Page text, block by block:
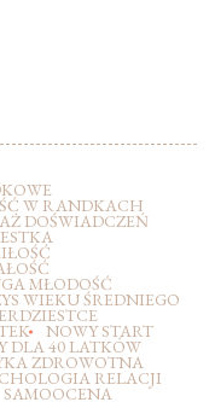
W RANDKACH
DOŚWIADCZEŃ
MŁODOŚĆ
WIEKU ŚREDNIEGO
NOWY START
DLA 40 LATKÓW
ZDROWOTNA
RELACJI
SAMOOCENA